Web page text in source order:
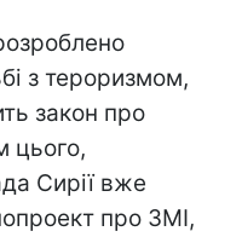
з тероризмом,
закон про
цього,
Сирії вже
про ЗМІ,